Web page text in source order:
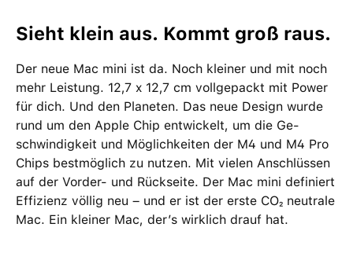
Sieht klein aus. Kommt groß raus.
Der neue Mac mini ist da. Noch kleiner und mit noch
mehr Leistung. 12,7 x 12,7 cm voll­gepackt mit Power
für dich. Und den Planeten. Das neue Design wurde
rund um den Apple Chip ent­wi­ckelt, um die Ge­
schwin­dig­keit und Möglich­keiten der M4 und M4 Pro
Chips bestmög­lich zu nutzen. Mit vielen Anschlüssen
auf der Vorder- und Rück­seite. Der Mac mini definiert
Effizienz völlig neu – und er ist der erste CO₂ neutrale
Mac. Ein kleiner Mac, der’s wirklich drauf hat.